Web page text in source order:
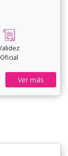
Oficial
Ver más